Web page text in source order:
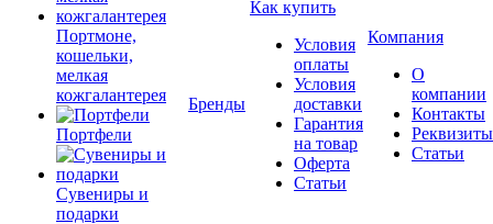
Портмоне,
кошельки,
мелкая
кожгалантерея
Портфели
Сувениры и
подарки
Бренды
Как купить
Условия
оплаты
Условия
доставки
Гарантия
на товар
Оферта
Статьи
Компания
О
компании
Контакты
Реквизиты
Статьи